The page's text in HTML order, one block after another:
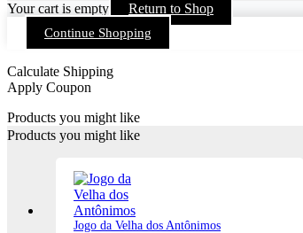
Your cart is empty Return to Shop
Continue Shopping
Calculate Shipping
Apply Coupon
Products you might like
Products you might like
Jogo da Velha dos Antônimos